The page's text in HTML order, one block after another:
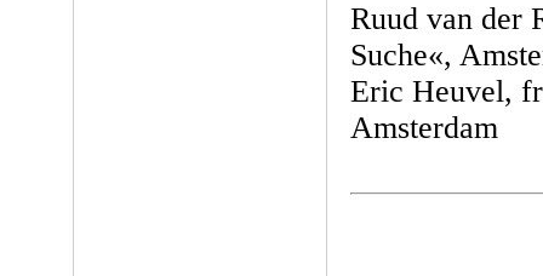
Ruud van der
Suche«,
Eric Heuvel,
Amsterdam